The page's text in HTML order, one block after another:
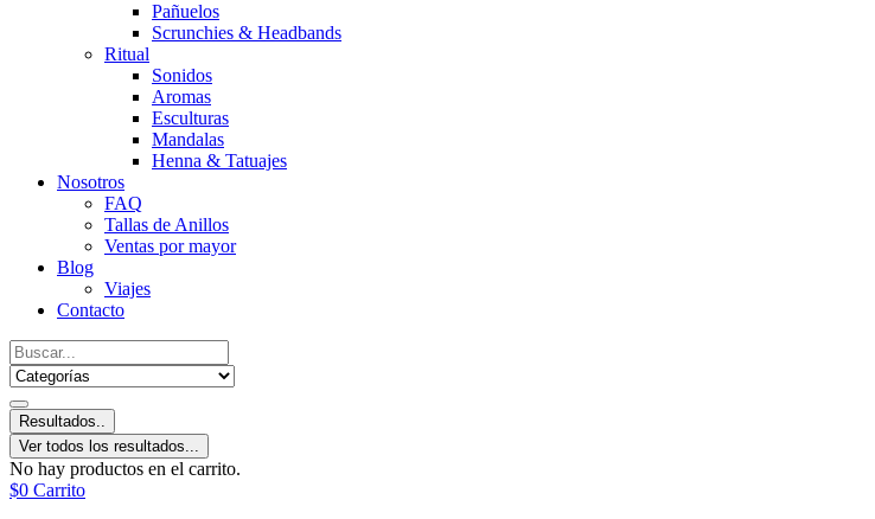
Pañuelos
Scrunchies & Headbands
Ritual
Sonidos
Aromas
Esculturas
Mandalas
Henna & Tatuajes
Nosotros
FAQ
Tallas de Anillos
Ventas por mayor
Blog
Viajes
Contacto
Resultados..
Ver todos los resultados...
No hay productos en el carrito.
$0 Carrito